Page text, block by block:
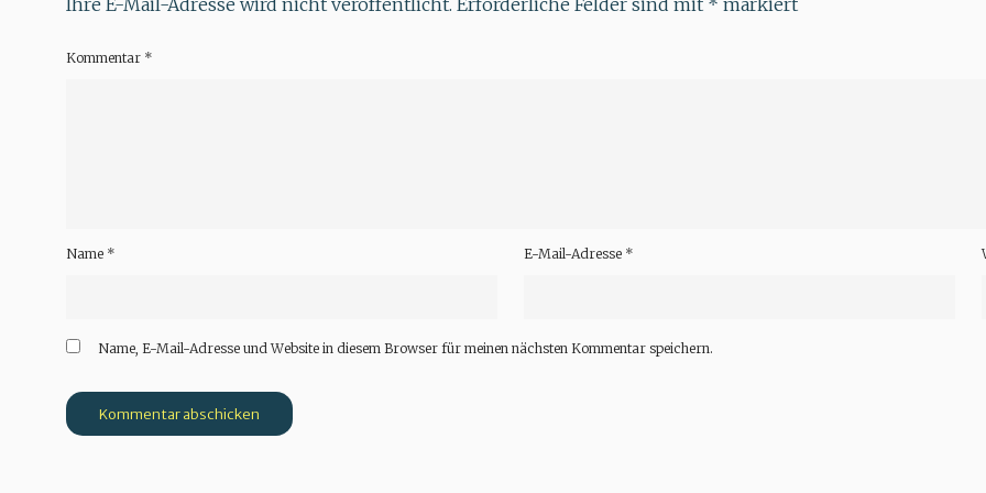
Ihre E-Mail-Adresse wird nicht veröffentlicht. Erforderliche Felder sind mit * markiert
Kommentar *
Name * E-Mail-Adresse *
Name, E-Mail-Adresse und Website in diesem Browser für meinen nächsten Kommentar speichern.